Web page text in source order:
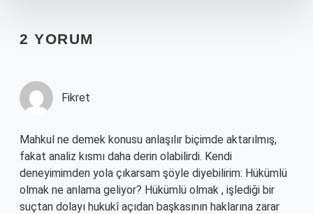
2 YORUM
Fikret
Mahkul ne demek konusu anlaşılır biçimde aktarılmış,
fakat analiz kısmı daha derin olabilirdi. Kendi
deneyimimden yola çıkarsam şöyle diyebilirim: Hükümlü
olmak ne anlama geliyor? Hükümlü olmak , işlediği bir
suçtan dolayı hukukî açıdan başkasının haklarına zarar